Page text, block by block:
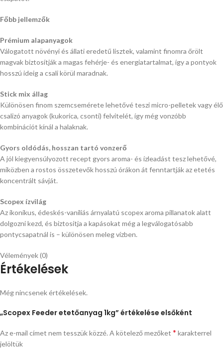
Főbb jellemzők
Prémium alapanyagok
Válogatott növényi és állati eredetű lisztek, valamint finomra őrölt
magvak biztosítják a magas fehérje- és energiatartalmat, így a pontyok
hosszú ideig a csali körül maradnak.
Stick mix állag
Különösen finom szemcsemérete lehetővé teszi micro-pelletek vagy élő
csalizó anyagok (kukorica, csonti) felvitelét, így még vonzóbb
kombinációt kínál a halaknak.
Gyors oldódás, hosszan tartó vonzerő
A jól kiegyensúlyozott recept gyors aroma- és ízleadást tesz lehetővé,
miközben a rostos összetevők hosszú órákon át fenntartják az etetés
koncentrált sávját.
Scopex ízvilág
Az ikonikus, édeskés-vaníliás árnyalatú scopex aroma pillanatok alatt
dolgozni kezd, és biztosítja a kapásokat még a legválogatósabb
pontycsapatnál is – különösen meleg vízben.
Vélemények (0)
Értékelések
Még nincsenek értékelések.
„Scopex Feeder etetőanyag 1kg” értékelése elsőként
Az e-mail címet nem tesszük közzé. A kötelező mezőket * karakterrel
jelöltük